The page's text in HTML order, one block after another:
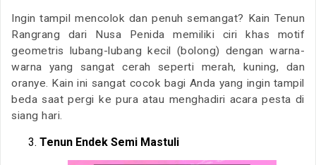
Ingin tampil mencolok dan penuh semangat? Kain Tenun
Rangrang dari Nusa Penida memiliki ciri khas motif
geometris lubang-lubang kecil (bolong) dengan warna-
warna yang sangat cerah seperti merah, kuning, dan
oranye. Kain ini sangat cocok bagi Anda yang ingin tampil
beda saat pergi ke pura atau menghadiri acara pesta di
siang hari.
Tenun Endek Semi Mastuli